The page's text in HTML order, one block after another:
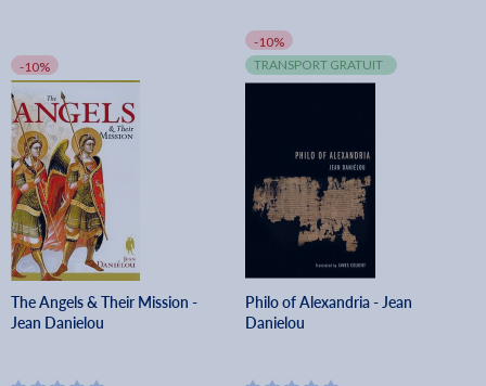
-10%
The Angels & Their Mission -
Jean Danielou
-10%
TRANSPORT GRATUIT
Philo of Alexandria - Jean
Danielou